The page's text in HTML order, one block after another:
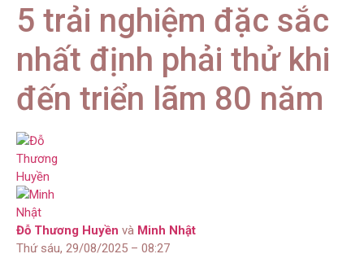
5 trải nghiệm đặc sắc
nhất định phải thử khi
đến triển lãm 80 năm
Đỗ Thương Huyền và Minh Nhật
Thứ sáu, 29/08/2025 – 08:27